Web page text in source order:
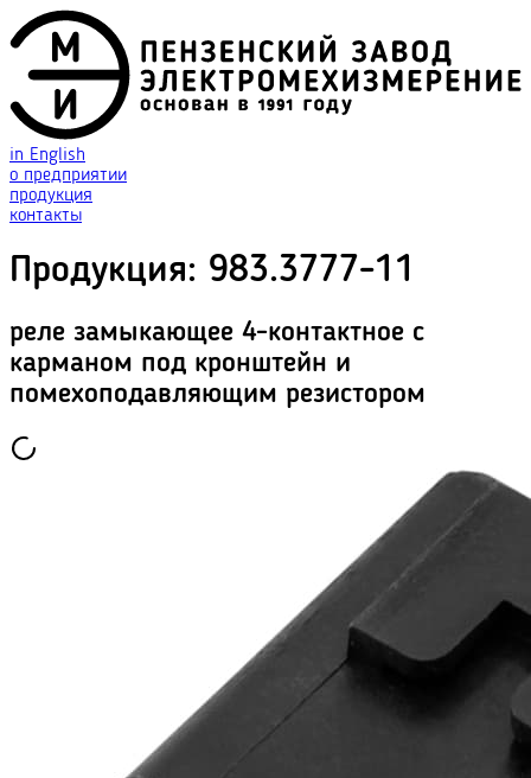
in English
о предприятии
продукция
контакты
Продукция: 983.3777-11
реле замыкающее 4-контактное с
карманом под кронштейн и
помехоподавляющим резистором